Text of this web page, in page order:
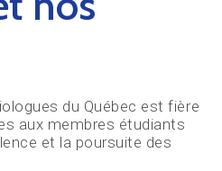
du Québec est fière
aux membres étudiants
et la poursuite des